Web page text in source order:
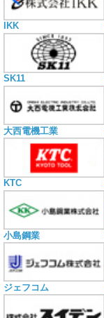
IKK
SK11
大西電機工業
KTC
小島鋼業
ジェフコム